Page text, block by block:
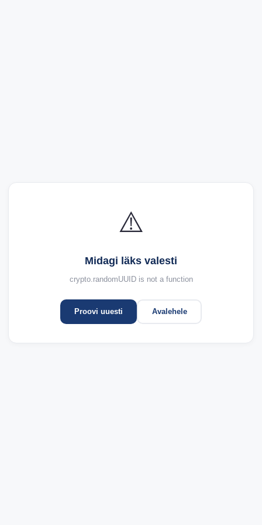
⚠️
Midagi läks valesti
crypto.randomUUID is not a function
Proovi uuesti Avalehele